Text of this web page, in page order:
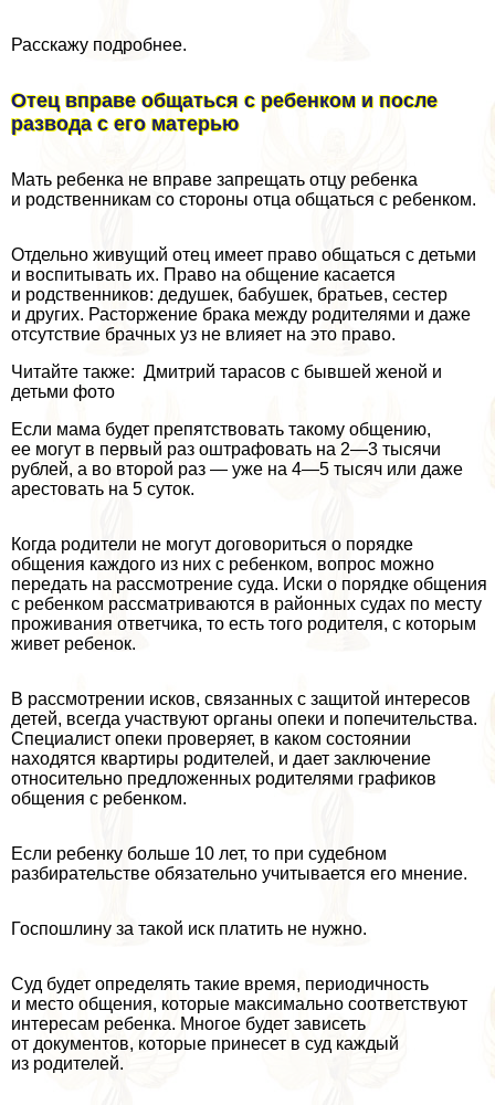
Расскажу подробнее.
Отец вправе общаться с ребенком и после
развода с его матерью
Мать ребенка не вправе запрещать отцу ребенка
и родственникам со стороны отца общаться с ребенком.
Отдельно живущий отец имеет право общаться с детьми
и воспитывать их. Право на общение касается
и родственников: дедушек, бабушек, братьев, сестер
и других. Расторжение бpaка между родителями и даже
отсутствие брачных уз не влияет на это право.
Читайте также: Дмитрий тарасов с бывшей женой и
детьми фото
Если мама будет препятствовать такому общению,
ее могут в первый раз оштрафовать на 2—3 тысячи
рублей, а во второй раз — уже на 4—5 тысяч или даже
арестовать на 5 суток.
Когда родители не могут договориться о порядке
общения каждого из них с ребенком, вопрос можно
передать на рассмотрение суда. Иски о порядке общения
с ребенком рассматриваются в районных судах по месту
проживания ответчика, то есть того родителя, с которым
живет ребенок.
В рассмотрении исков, связанных с защитой интересов
детей, всегда участвуют органы опеки и попечительства.
Специалист опеки проверяет, в каком состоянии
находятся квартиры родителей, и дает заключение
относительно предложенных родителями графиков
общения с ребенком.
Если ребенку больше 10 лет, то при судебном
разбирательстве обязательно учитывается его мнение.
Госпошлину за такой иск платить не нужно.
Суд будет определять такие время, периодичность
и место общения, которые максимально соответствуют
интересам ребенка. Многое будет зависеть
от документов, которые принесет в суд каждый
из родителей.